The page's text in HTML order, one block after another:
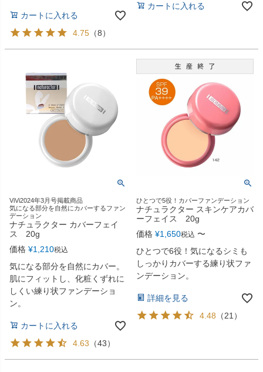
カートに入れる
4.75 （8）
カートに入れる
ViVi2024年3月号掲載商品
気になる部分を自然にカバーするファン
デーション
ナチュラクター カバーフェイ
ス 20g
価格 ¥1,210税込
気になる部分を自然にカバー。
肌にフィットし、化粧くずれに
しくい練り状ファンデーショ
ン。
カートに入れる
4.63 （43）
ひとつで5役！カバーファンデーション
ナチュラクター スキンケアカバ
ーフェイス 20g
価格 ¥1,650税込 〜
ひとつで6役！気になるシミも
しっかりカバーする練り状ファ
ンデーション。
詳細を見る
4.48 （21 ）